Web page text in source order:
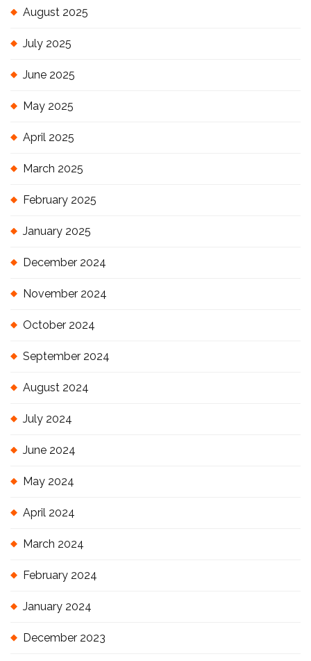
August 2025
July 2025
June 2025
May 2025
April 2025
March 2025
February 2025
January 2025
December 2024
November 2024
October 2024
September 2024
August 2024
July 2024
June 2024
May 2024
April 2024
March 2024
February 2024
January 2024
December 2023